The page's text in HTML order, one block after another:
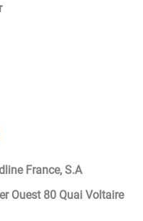
France, S.A
Ouest 80 Quai Voltaire